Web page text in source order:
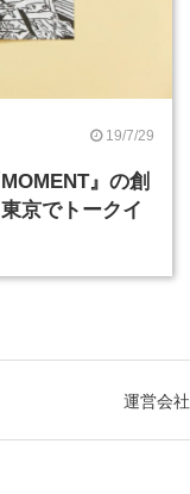
19/7/29
』の創
京でトークイ
運営会社